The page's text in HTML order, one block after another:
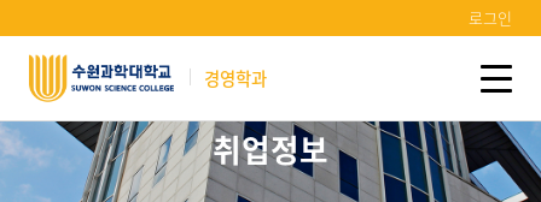
로그인
경영학과
취업정보